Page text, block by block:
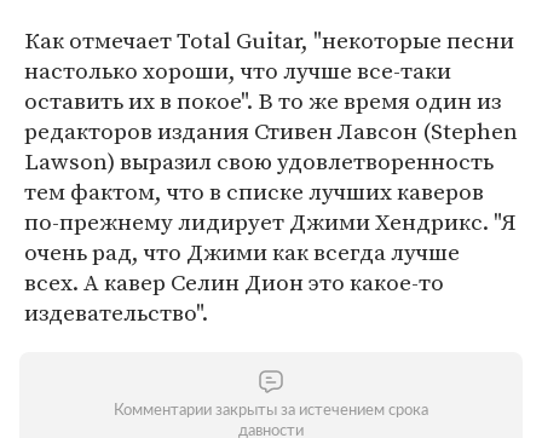
Как отмечает Total Guitar, "некоторые песни
настолько хороши, что лучше все-таки
оставить их в покое". В то же время один из
редакторов издания Стивен Лавсон (Stephen
Lawson) выразил свою удовлетворенность
тем фактом, что в списке лучших каверов
по-прежнему лидирует Джими Хендрикс. "Я
очень рад, что Джими как всегда лучше
всех. А кавер Селин Дион это какое-то
издевательство".
Комментарии закрыты за истечением срока
давности